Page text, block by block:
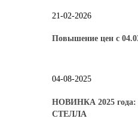
21-02-2026
Повышение цен с
04-08-2025
НОВИНКА 2025 года:
СТЕЛЛА